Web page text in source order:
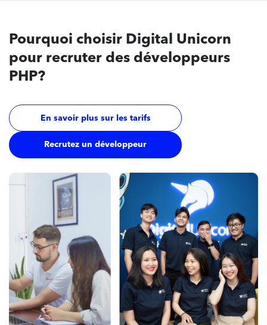
Pourquoi choisir Digital Unicorn
pour recruter des développeurs
PHP?
En savoir plus sur les tarifs
Recrutez un développeur